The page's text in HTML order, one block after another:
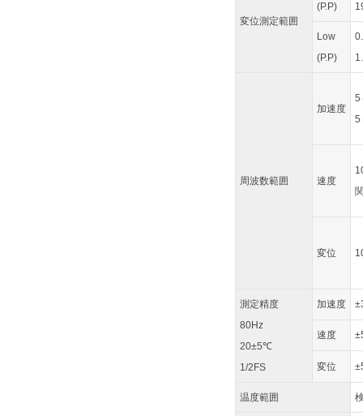
変位測定範囲
(P.P)
Low
(P.P)
周波数範囲
加速度
5
5
速度
変位
測定精度
80Hz
20±5℃
1/2FS
加速度
速度
変位
温度範囲